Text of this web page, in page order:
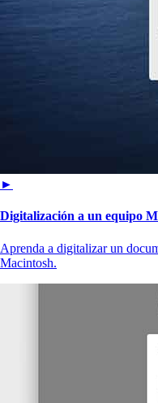
►
Digitalización a un equipo
Aprenda a digitalizar un
Macintosh.